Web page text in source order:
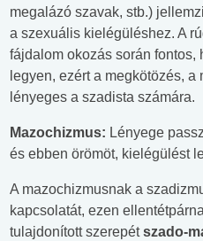
megalázó szavak, stb.)
a szexuális kielégüléshez. A
fájdalom okozás során fontos,
legyen, ezért a megkötözés, a
lényeges a szadista számára.
Mazochizmus: Lényege
és ebben örömöt, kielégülést
A mazochizmusnak a
kapcsolatát, ezen
tulajdonított szerepétszado-